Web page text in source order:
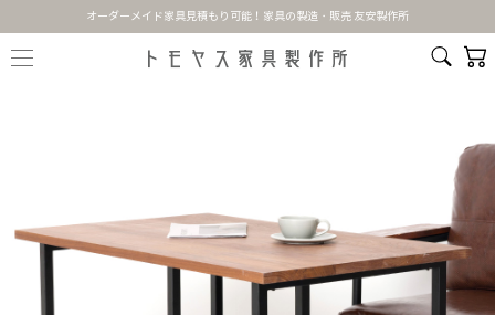
オーダーメイド家具見積もり可能！家具の製造・販売 友安製作所